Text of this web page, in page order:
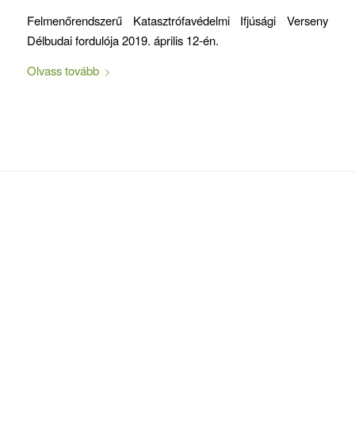
Felmenőrendszerű Katasztrófavédelmi Ifjúsági Verseny
Délbudai fordulója 2019. április 12-én.
Olvass tovább